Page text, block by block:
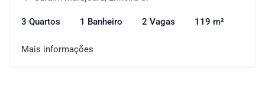
3 Quartos 1 Banheiro 2 Vagas 119 m²
Mais informações